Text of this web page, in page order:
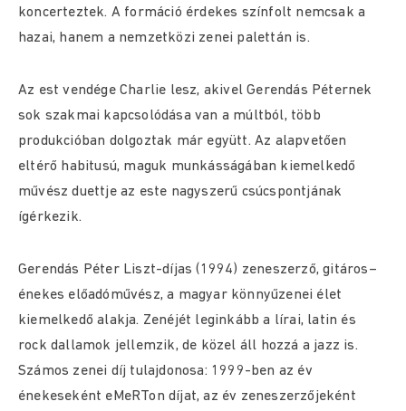
koncerteztek. A formáció érdekes színfolt nemcsak a
hazai, hanem a nemzetközi zenei palettán is.
Az est vendége Charlie lesz, akivel Gerendás Péternek
sok szakmai kapcsolódása van a múltból, több
produkcióban dolgoztak már együtt. Az alapvetően
eltérő habitusú, maguk munkásságában kiemelkedő
művész duettje az este nagyszerű csúcspontjának
ígérkezik.
Gerendás Péter Liszt-díjas (1994) zeneszerző, gitáros–
énekes előadóművész, a magyar könnyűzenei élet
kiemelkedő alakja. Zenéjét leginkább a lírai, latin és
rock dallamok jellemzik, de közel áll hozzá a jazz is.
Számos zenei díj tulajdonosa: 1999-ben az év
énekeseként eMeRTon díjat, az év zeneszerzőjeként